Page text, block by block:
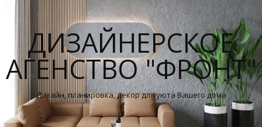
ДИЗАЙНЕРСКОЕ
АГЕНСТВО "ФРОНТ"
Дизайн, планировка, декор для уюта Вашего дома